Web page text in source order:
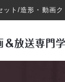
ト/造形・動画